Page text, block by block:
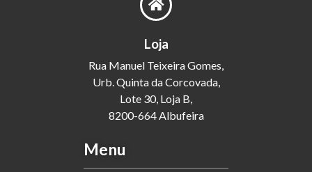
Loja
Rua Manuel Teixeira Gomes,
Urb. Quinta da Corcovada,
Lote 30, Loja B,
8200-664 Albufeira
Menu